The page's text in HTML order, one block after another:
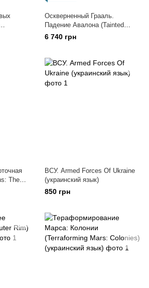
Оскверненный Грааль.
Падение Авалона (Tainted
Grail: The Fall Of Avalon)
6 740 грн
The
ВСУ. Armed Forces Of Ukraine
(украинский язык)
850 грн